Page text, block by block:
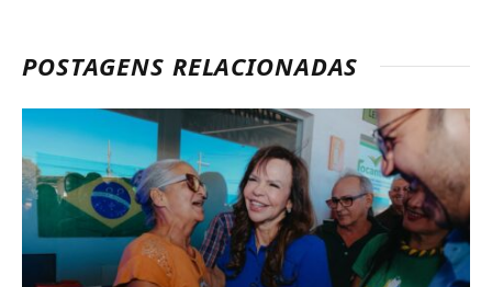
POSTAGENS RELACIONADAS